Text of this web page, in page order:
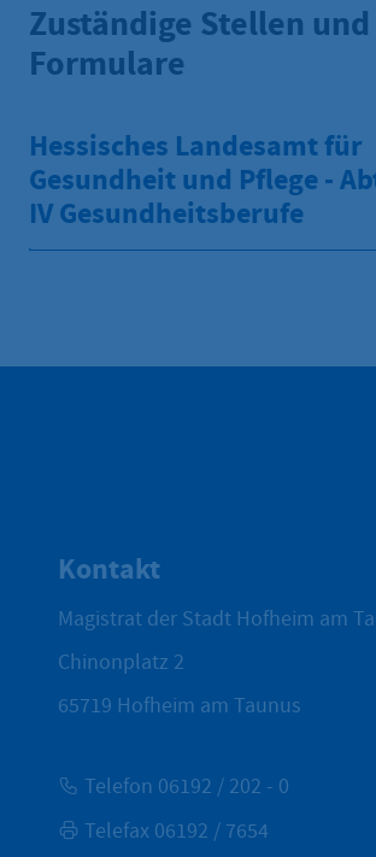
Zuständige Stellen und
Formulare
Hessisches Landesamt für
Gesundheit und Pflege -
IV Gesundheitsberufe
Kontakt
Magistrat der Stadt Hofheim am
Chinonplatz 2
65719 Hofheim am Taunus
Telefon 06192 / 202 - 0
Telefax 06192 / 7654